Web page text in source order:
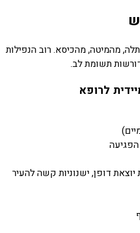
מהמיטה, מהכיסא. רוב הנפילות
תשומת לב.
לרופא
דופן, ישנוניות קשה להעיר